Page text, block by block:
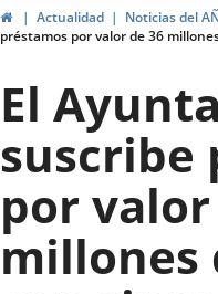
de
Valladolid
HomeActualidad Noticias del
préstamos por valor de 36
El
suscribe
por valor
millones